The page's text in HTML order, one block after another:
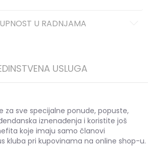
U RADNJAMA
USLUGA
za sve specijalne ponude, popuste,
iznenađenja i koristite još
koje imaju samo članovi
kluba pri kupovinama na online shop-u.